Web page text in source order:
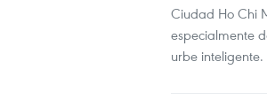
Ciudad Ho Chi
especialmente
urbe inteligente.